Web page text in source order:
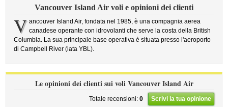
Vancouver Island Air voli e opinioni dei clienti
V ancouver Island Air, fondata nel 1985, è una compagnia aerea
canadese operante con idrovolanti che serve la costa della British
Columbia. La sua principale base operativa è situata presso l'aeroporto
di Campbell River (iata YBL).
Le opinioni dei clienti sui voli Vancouver Island Air
Totale recensioni: 0 Scrivi la tua opinione